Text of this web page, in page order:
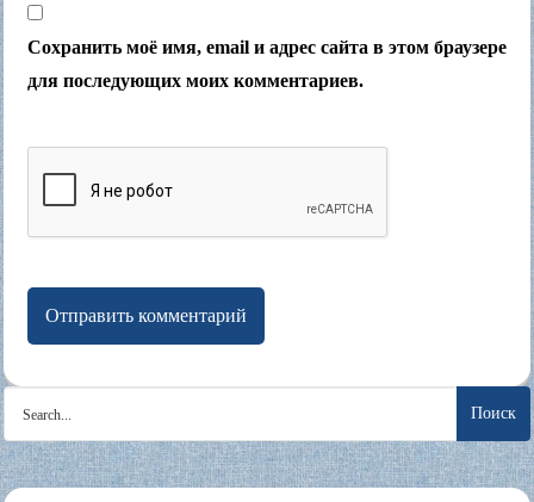
Сохранить моё имя, email и адрес сайта в этом браузере
для последующих моих комментариев.
Search
for: